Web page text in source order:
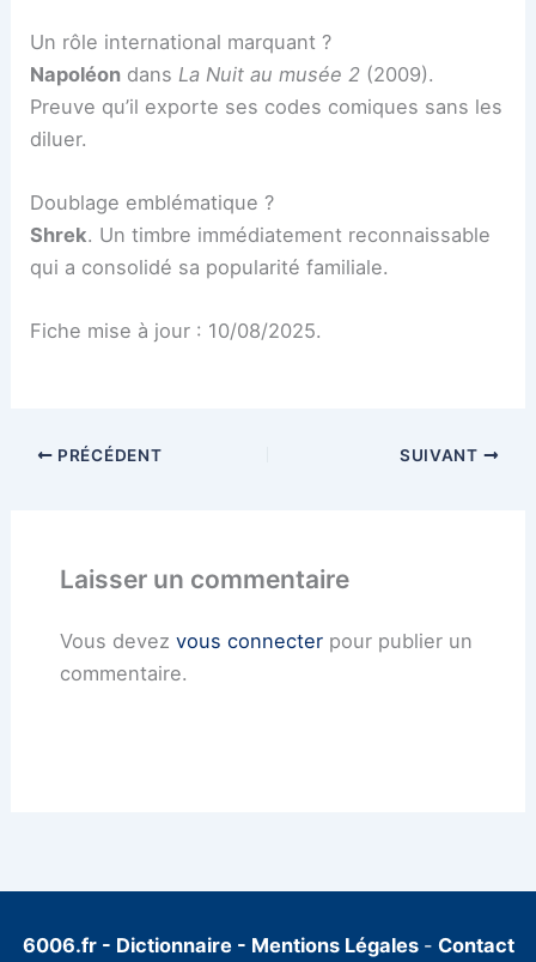
Un rôle international marquant ?
Napoléon dans La Nuit au musée 2 (2009).
Preuve qu’il exporte ses codes comiques sans les
diluer.
Doublage emblématique ?
Shrek. Un timbre immédiatement reconnaissable
qui a consolidé sa popularité familiale.
Fiche mise à jour : 10/08/2025.
PRÉCÉDENT SUIVANT
Laisser un commentaire
Vous devez vous connecterpour publier un
commentaire.
6006.fr- Dictionnaire - Mentions Légales - Contact